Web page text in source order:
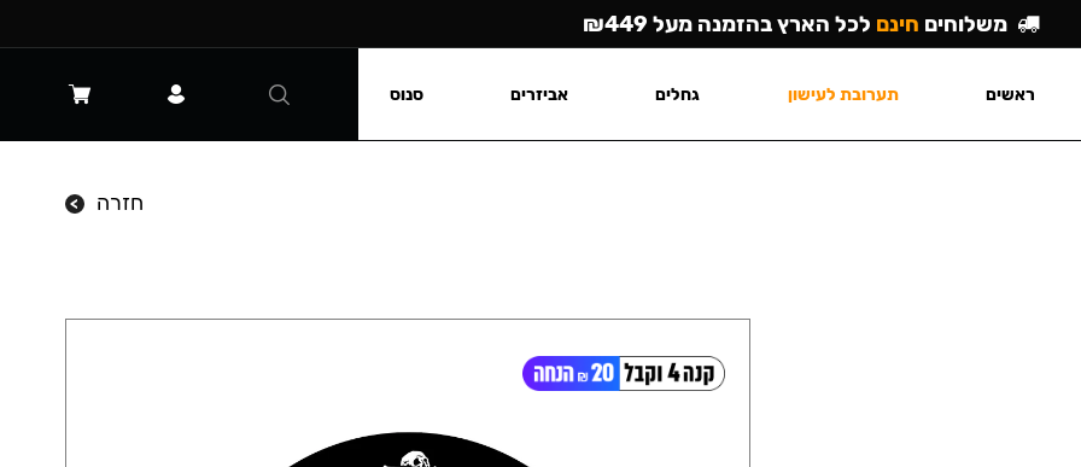
חזרה
משלוחים חינם לכל הארץ בהזמנה מעל ₪449
ראשים תערובת לעישון גחלים אביזרים סנוס